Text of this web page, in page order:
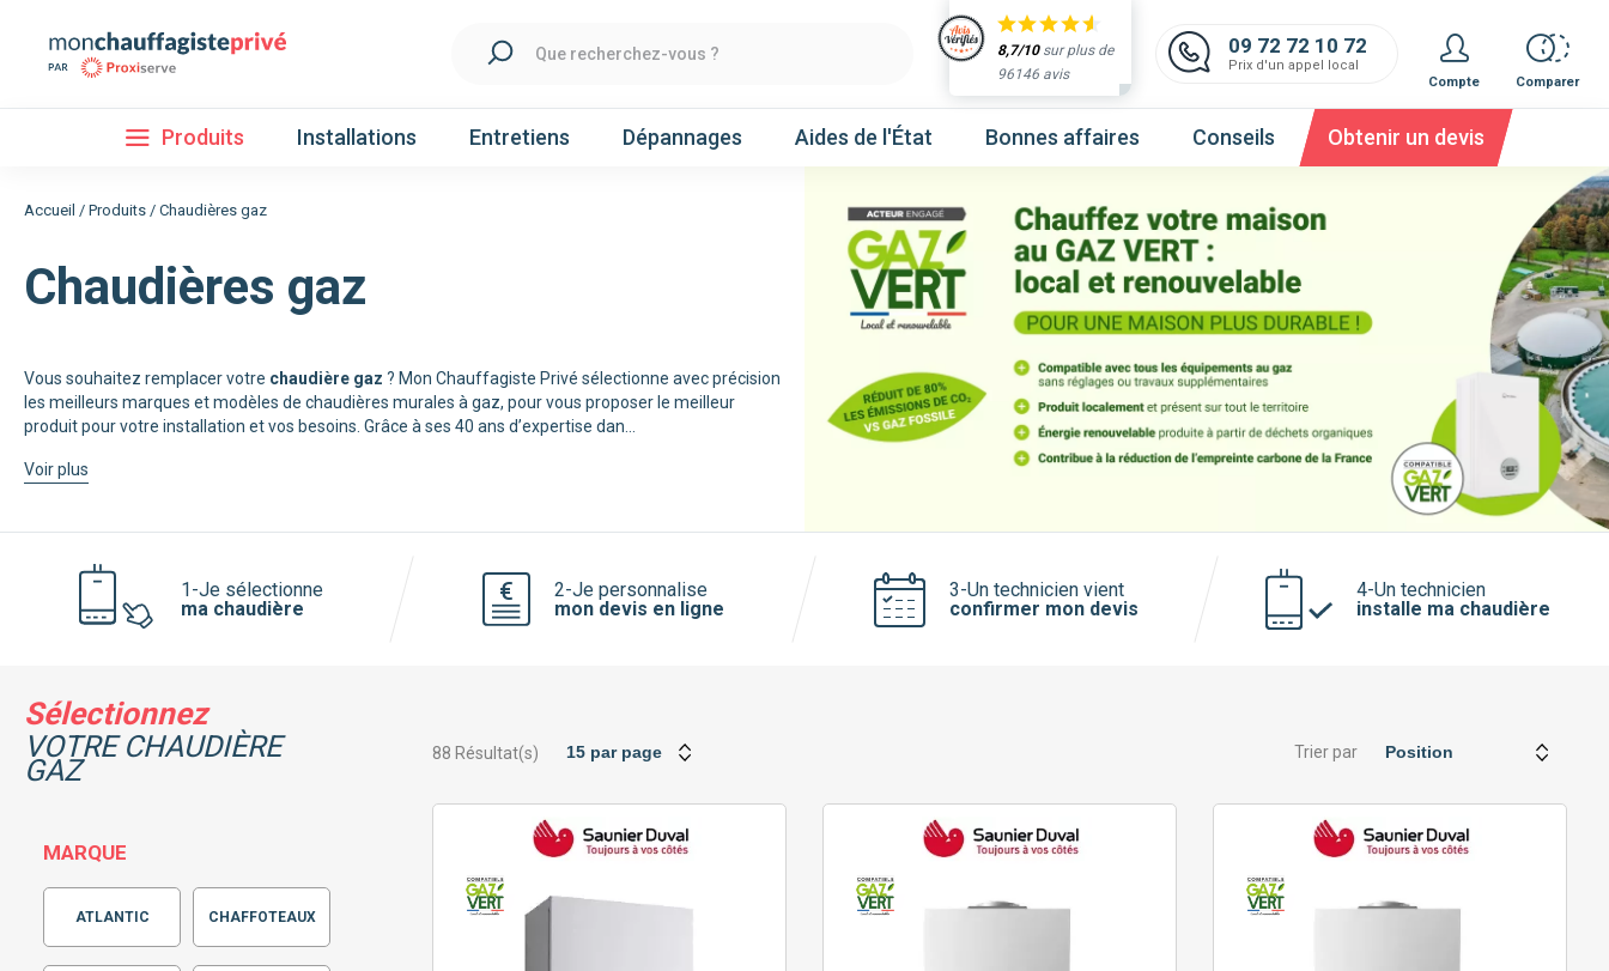
Que recherchez-vous ? 8,7/10sur plus de
96146 avis
09 72 72 10 72
Prix d'un appel local
Compte
Comparer
Produits
Installation
Découvrez nos forfaits d'installations
Obtenir un devis
Prenez un rendez-vous et obtenez un devis,c'est gratuit et immédiat !
Nos Pompes à chaleur
Pompe à chaleur fluide frigorigène R32
Nos marques
Viessmann
Installations Entretiens Dépannages Aides de l'État Bonnes affaires Conseils Obtenir un devis
Accueil / Produits / Chaudières gaz
Chaudières gaz
Vous souhaitez remplacer votre chaudière gaz ? Mon Chauffagiste Privé sélectionne avec précision
les meilleurs marques et modèles de chaudières murales à gaz, pour vous proposer le meilleur
produit pour votre installation et vos besoins. Grâce à ses 40 ans d’expertise dan
Voir plus
1-Je sélectionne
ma chaudière
2-Je personnalise
mon devis en ligne
3-Un technicien vient
confirmer mon devis
4-Un technicien
installe ma chaudière
Sélectionnez
VOTRE CHAUDIÈRE
GAZ
MARQUE
ATLANTIC CHAFFOTEAUX
88 Résultat(s) Trier par